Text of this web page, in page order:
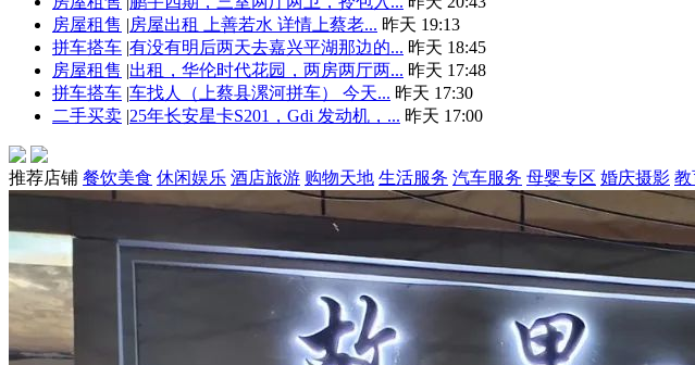
房屋租售 |房屋出租 上善若水 详情上蔡老... 昨天 19:13
拼车搭车 |有没有明后两天去嘉兴平湖那边的... 昨天 18:45
房屋租售 |出租，华伦时代花园，两房两厅两... 昨天 17:48
拼车搭车 |车找人（上蔡县漯河拼车） 今天... 昨天 17:30
二手买卖 |25年长安星卡S201，Gdi 发动机，... 昨天 17:00
推荐店铺 餐饮美食 休闲娱乐 酒店旅游 购物天地 生活服务 汽车服务 母婴专区 婚庆摄影 教